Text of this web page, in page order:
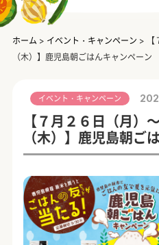
ホーム > イベント・キャンペーン >
（木）】鹿児島朝ごはんキャンペーン
イベント・キャンペーン
【７月２６日（月）
（木）】鹿児島朝ご